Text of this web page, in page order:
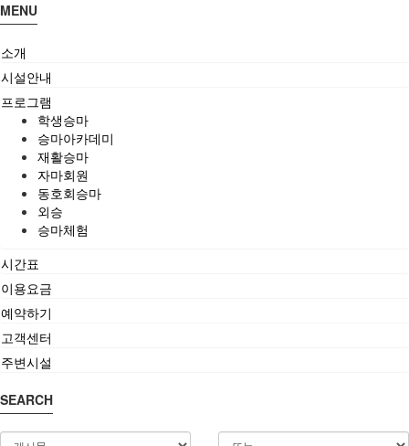
MENU
소개
시설안내
프로그램
학생승마
승마아카데미
재활승마
자마회원
동호회승마
외승
승마체험
시간표
이용요금
예약하기
고객센터
주변시설
SEARCH